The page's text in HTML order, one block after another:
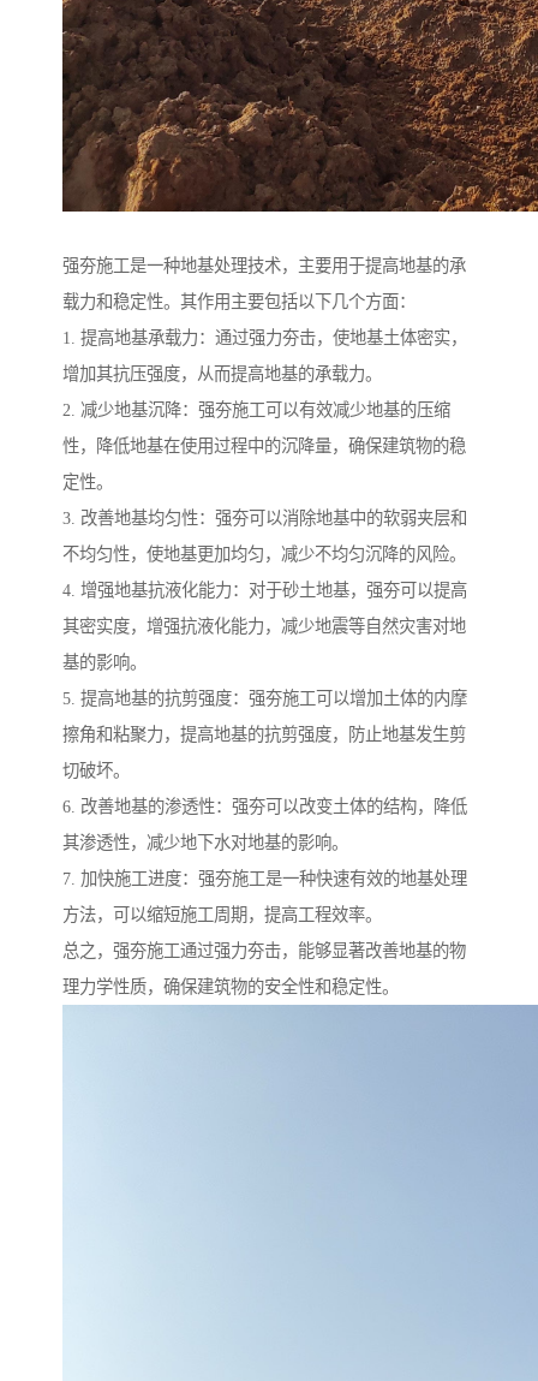
强夯施工是一种地基处理技术，主要用于提高地基的承
载力和稳定性。其作用主要包括以下几个方面：
1. 提高地基承载力：通过强力夯击，使地基土体密实，
增加其抗压强度，从而提高地基的承载力。
2. 减少地基沉降：强夯施工可以有效减少地基的压缩
性，降低地基在使用过程中的沉降量，确保建筑物的稳
定性。
3. 改善地基均匀性：强夯可以消除地基中的软弱夹层和
不均匀性，使地基更加均匀，减少不均匀沉降的风险。
4. 增强地基抗液化能力：对于砂土地基，强夯可以提高
其密实度，增强抗液化能力，减少地震等自然灾害对地
基的影响。
5. 提高地基的抗剪强度：强夯施工可以增加土体的内摩
擦角和粘聚力，提高地基的抗剪强度，防止地基发生剪
切破坏。
6. 改善地基的渗透性：强夯可以改变土体的结构，降低
其渗透性，减少地下水对地基的影响。
7. 加快施工进度：强夯施工是一种快速有效的地基处理
方法，可以缩短施工周期，提高工程效率。
总之，强夯施工通过强力夯击，能够显著改善地基的物
理力学性质，确保建筑物的安全性和稳定性。